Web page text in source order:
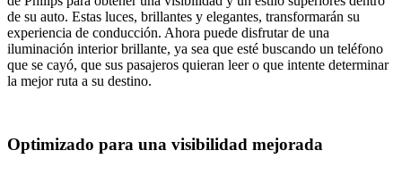
de su auto. Estas luces, brillantes y elegantes, transformarán su
experiencia de conducción. Ahora puede disfrutar de una
iluminación interior brillante, ya sea que esté buscando un teléfono
que se cayó, que sus pasajeros quieran leer o que intente determinar
la mejor ruta a su destino.
Optimizado para una visibilidad mejorada